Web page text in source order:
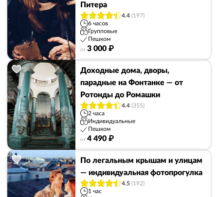
Питера
4.4 (197)
6 часов
Групповые
Пешком
от 3 000 ₽
Доходные дома, дворы,
парадные на Фонтанке — от
Ротонды до Ромашки
4.4 (355)
2 часа
Индивидуальные
Пешком
от 4 490 ₽
По легальным крышам и улицам
— индивидуальная фотопрогулка
4.5 (192)
1 час